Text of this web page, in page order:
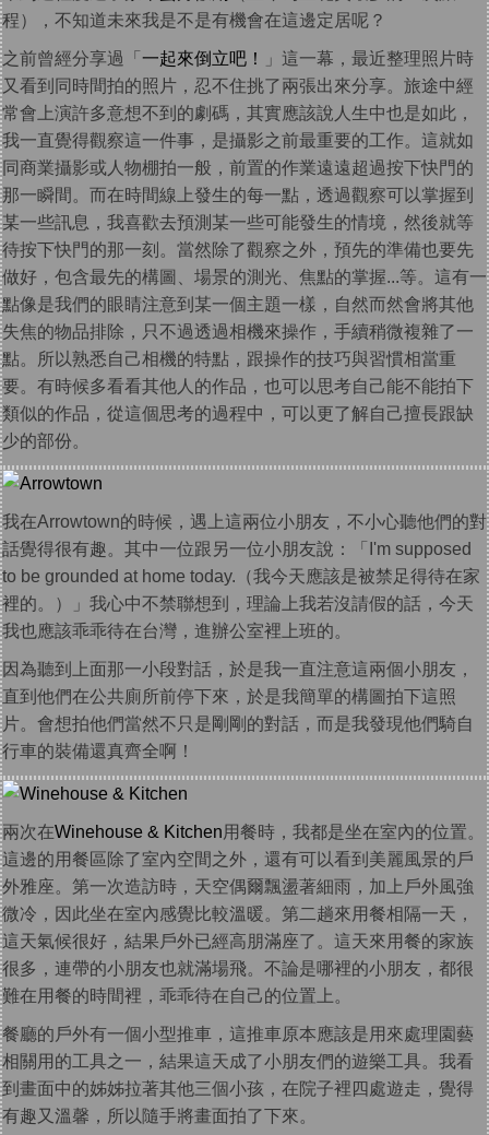
程），不知道未來我是不是有機會在這邊定居呢？
之前曾經分享過「 一起來倒立吧！
」這一幕，最近整理照片時
又看到同時間拍的照片，忍不住挑了兩張出來分享。旅途中經
常會上演許多意想不到的劇碼，其實應該說人生中也是如此，
我一直覺得觀察這一件事，是攝影之前最重要的工作。這就如
同商業攝影或人物棚拍一般，前置的作業遠遠超過按下快門的
那一瞬間。而在時間線上發生的每一點，透過觀察可以掌握到
某一些訊息，我喜歡去預測某一些可能發生的情境，然後就等
待按下快門的那一刻。當然除了觀察之外，預先的準備也要先
做好，包含最先的構圖、場景的測光、焦點的掌握...等。這有一
點像是我們的眼睛注意到某一個主題一樣，自然而然會將其他
失焦的物品排除，只不過透過相機來操作，手續稍微複雜了一
點。所以熟悉自己相機的特點，跟操作的技巧與習慣相當重
要。有時候多看看其他人的作品，也可以思考自己能不能拍下
類似的作品，從這個思考的過程中，可以更了解自己擅長跟缺
少的部份。
我在Arrowtown的時候，遇上這兩位小朋友，不小心聽他們的對
話覺得很有趣。其中一位跟另一位小朋友說：「I'm supposed
to be grounded at home today.（我今天應該是被禁足得待在家
裡的。）」我心中不禁聯想到，理論上我若沒請假的話，今天
我也應該乖乖待在台灣，進辦公室裡上班的。
因為聽到上面那一小段對話，於是我一直注意這兩個小朋友，
直到他們在公共廁所前停下來，於是我簡單的構圖拍下這照
片。會想拍他們當然不只是剛剛的對話，而是我發現他們騎自
行車的裝備還真齊全啊！
兩次在Winehouse & Kitchen用餐時，我都是坐在室內的位置。
這邊的用餐區除了室內空間之外，還有可以看到美麗風景的戶
外雅座。第一次造訪時，天空偶爾飄盪著細雨，加上戶外風強
微冷，因此坐在室內感覺比較溫暖。第二趟來用餐相隔一天，
這天氣候很好，結果戶外已經高朋滿座了。這天來用餐的家族
很多，連帶的小朋友也就滿場飛。不論是哪裡的小朋友，都很
難在用餐的時間裡，乖乖待在自己的位置上。
餐廳的戶外有一個小型推車，這推車原本應該是用來處理園藝
相關用的工具之一，結果這天成了小朋友們的遊樂工具。我看
到畫面中的姊姊拉著其他三個小孩，在院子裡四處遊走，覺得
有趣又溫馨，所以隨手將畫面拍了下來。